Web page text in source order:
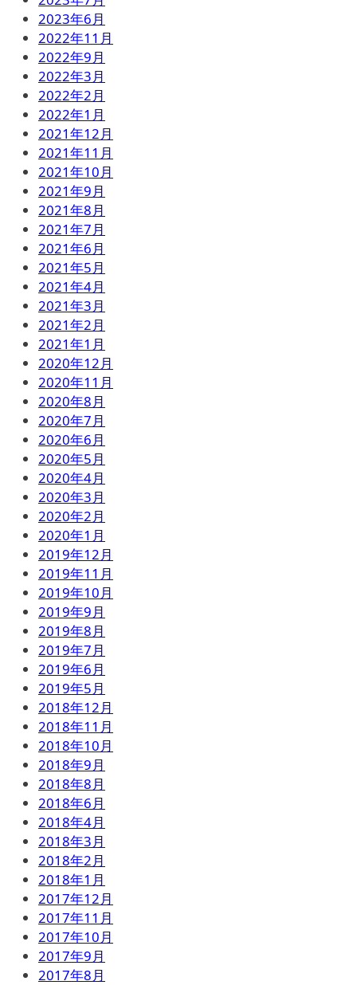
2023年6月
2022年11月
2022年9月
2022年3月
2022年2月
2022年1月
2021年12月
2021年11月
2021年10月
2021年9月
2021年8月
2021年7月
2021年6月
2021年5月
2021年4月
2021年3月
2021年2月
2021年1月
2020年12月
2020年11月
2020年8月
2020年7月
2020年6月
2020年5月
2020年4月
2020年3月
2020年2月
2020年1月
2019年12月
2019年11月
2019年10月
2019年9月
2019年8月
2019年7月
2019年6月
2019年5月
2018年12月
2018年11月
2018年10月
2018年9月
2018年8月
2018年6月
2018年4月
2018年3月
2018年2月
2018年1月
2017年12月
2017年11月
2017年10月
2017年9月
2017年8月